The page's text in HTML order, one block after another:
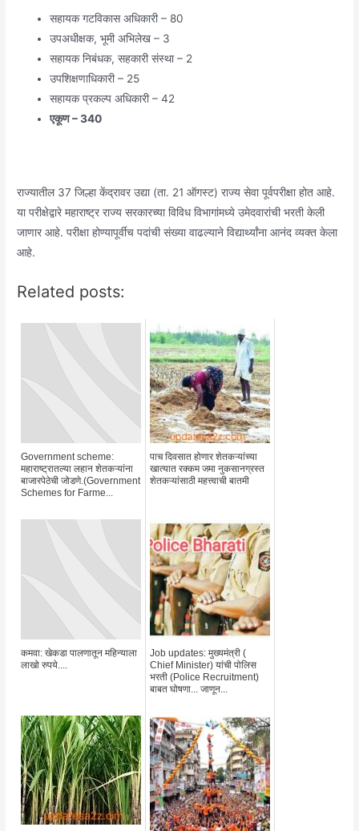
सहायक गटविकास अधिकारी – 80
उपअधीक्षक, भूमी अभिलेख – 3
सहायक निबंधक, सहकारी संस्था – 2
उपशिक्षणाधिकारी – 25
सहायक प्रकल्प अधिकारी – 42
एकूण – 340
राज्यातील 37 जिल्हा केंद्रावर उद्या (ता. 21 ऑगस्ट) राज्य सेवा पूर्वपरीक्षा होत आहे.
या परीक्षेद्वारे महाराष्ट्र राज्य सरकारच्या विविध विभागांमध्ये उमेदवारांची भरती केली
जाणार आहे. परीक्षा होण्यापूर्वीच पदांची संख्या वाढल्याने विद्यार्थ्यांना आनंद व्यक्त केला
आहे.
Related posts:
Government scheme:
महाराष्ट्रातल्या लहान शेतकऱ्यांना
बाजारपेठेची जोडणे.(Government
Schemes for Farme...
पाच दिवसात होणार शेतकऱ्यांच्या
खात्यात रक्कम जमा नुकसानग्रस्त
शेतकऱ्यांसाठी महत्त्वाची बातमी
कमवा: खेकडा पालणातून महिन्याला
लाखो रुपये....
Job updates: मुख्यमंत्री (
Chief Minister) यांची पोलिस
भरती (Police Recruitment)
बाबत घोषणा... जाणून...